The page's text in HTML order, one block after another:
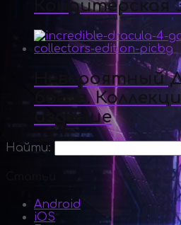
Кондитерская
Невероятный
богов.
издание
Найти:
Android
iOS